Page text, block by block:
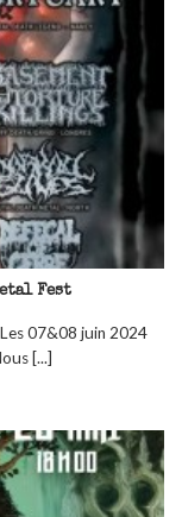
Fest
07&08 juin 2024
[...]